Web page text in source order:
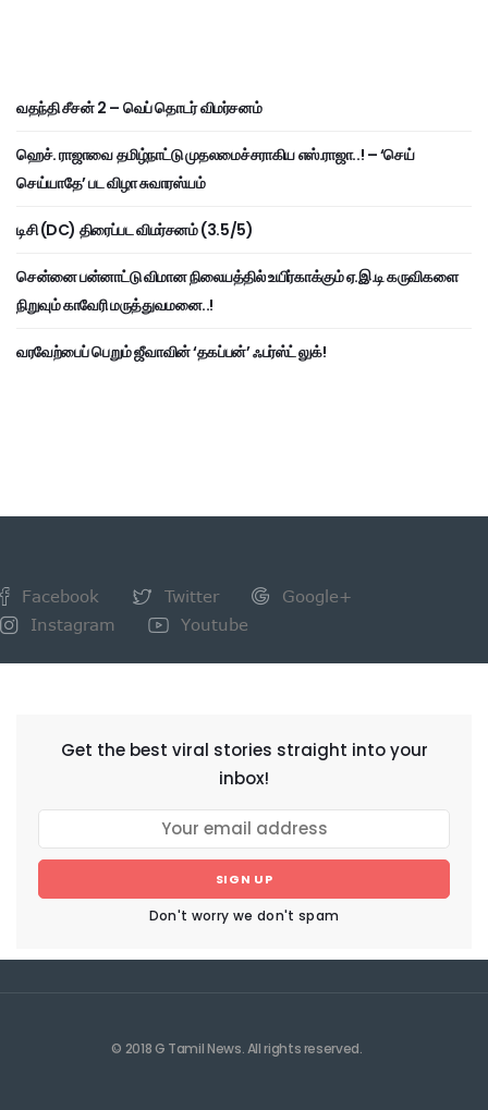
வதந்தி சீசன் 2 – வெப் தொடர் விமர்சனம்
ஹெச். ராஜாவை தமிழ்நாட்டு முதலமைச்சராகிய எஸ்.ராஜா..! – ‘செய்
செய்யாதே’ பட விழா சுவாரஸ்யம்
டிசி (DC) திரைப்பட விமர்சனம் (3.5/5)
சென்னை பன்னாட்டு விமான நிலையத்தில் உயிர்காக்கும் ஏ.இ.டி கருவிகளை
நிறுவும் காவேரி மருத்துவமனை..!
வரவேற்பைப் பெறும் ஜீவாவின் ‘தகப்பன்’ ஃபர்ஸ்ட் லுக்!
Facebook Twitter
Google+
Instagram
Youtube
Get the best viral stories straight into your
inbox!
SIGN UP
Don't worry we don't spam
© 2018 G Tamil News. All rights reserved.